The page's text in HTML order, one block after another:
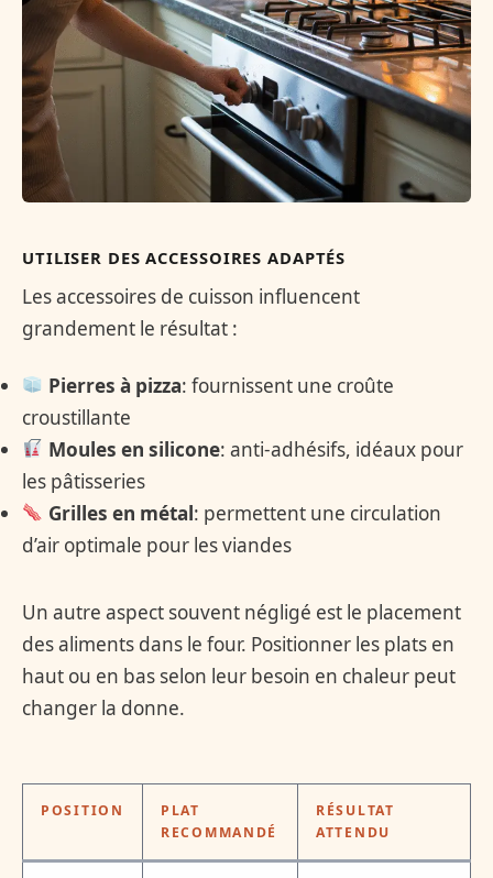
UTILISER DES ACCESSOIRES ADAPTÉS
Les accessoires de cuisson influencent
grandement le résultat :
Pierres à pizza: fournissent une croûte
croustillante
Moules en silicone: anti-adhésifs, idéaux pour
les pâtisseries
Grilles en métal: permettent une circulation
d’air optimale pour les viandes
Un autre aspect souvent négligé est le placement
des aliments dans le four. Positionner les plats en
haut ou en bas selon leur besoin en chaleur peut
changer la donne.
POSITION
PLAT
RECOMMANDÉ
RÉSULTAT
ATTENDU